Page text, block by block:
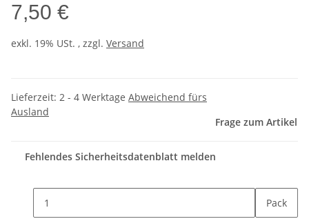
7,50 €
exkl. 19% USt. , zzgl. Versand
Lieferzeit: 2 - 4 Werktage Abweichend fürs
Ausland
Frage zum Artikel
Fehlendes Sicherheitsdatenblatt melden
Pack